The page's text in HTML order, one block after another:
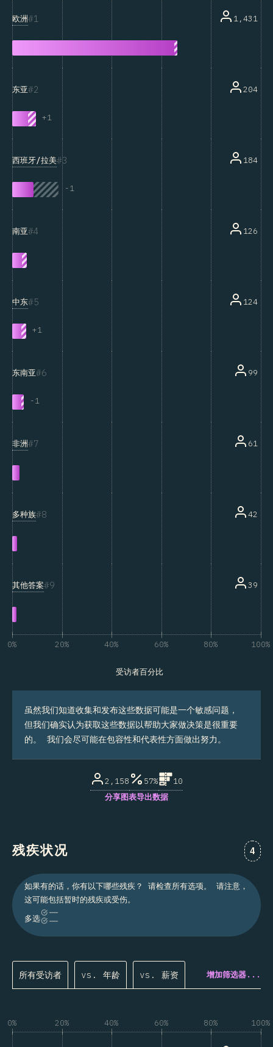
1
欧洲 1,431
2
东亚
+1
204
3
西班牙/拉美
-1
184
4
南亚 126
5
中东
+1
124
6
东南亚
-1
99
7
非洲 61
8
多种族 42
9
其他答案 39
0% 20% 40% 60% 80% 100%
受访者百分比
虽然我们知道收集和发布这些数据可能是一个敏感问题，
但我们确实认为获取这些数据以帮助大家做决策是很重要
的。 我们会尽可能在包容性和代表性方面做出努力。
2,158 57%
10
分享图表导出数据
残疾状况 对“
4
如果有的话，你有以下哪些残疾？ 请检查所有选项。 请注意，
这可能包括暂时的残疾或受伤。
多选
所有受访者 vs. 年龄 vs. 薪资 增加筛选器...
0% 20% 40% 60% 80% 100%